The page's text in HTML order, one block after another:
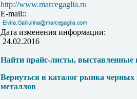
http://www.marcegaglia.ru
E-mail::
Дата изменения информации:
24.02.2016
Найти прайс-листы, выставленные
Вернуться в каталог рынка
металлов